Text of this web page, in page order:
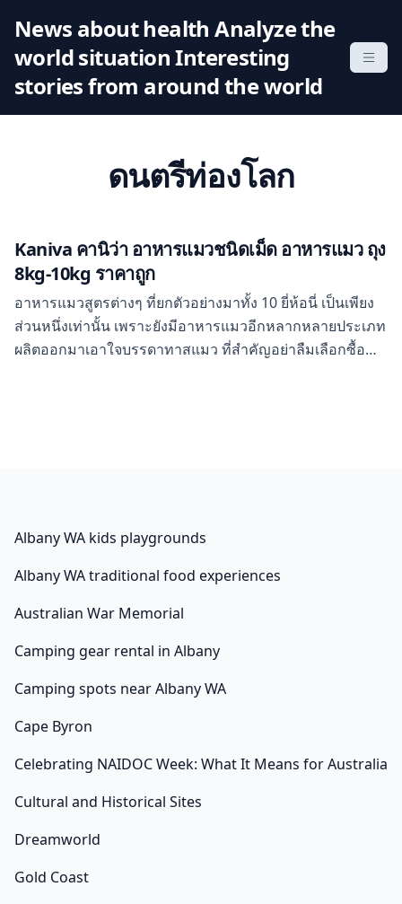
News about health Analyze the
world situation Interesting
stories from around the world
ดนตรีท่องโลก
Kaniva คานิว่า อาหารแมวชนิดเม็ด อาหารแมว ถุง
8kg-10kg ราคาถูก
อาหารแมวสูตรต่างๆ ที่ยกตัวอย่างมาทั้ง 10 ยี่ห้อนี่ เป็นเพียง
ส่วนหนึ่งเท่านั้น เพราะยังมีอาหารแมวอีกหลากหลายประเภท
ผลิตออกมาเอาใจบรรดาทาสแมว ที่สำคัญอย่าลืมเลือกซื้อ
ลิ้มลิขิตอักษร และพวก กรณี ถอน 27 หลักหมุด ของ ส.ป.ก.
Albany WA kids playgrounds
Albany WA traditional food experiences
Australian War Memorial
Camping gear rental in Albany
Camping spots near Albany WA
Cape Byron
Celebrating NAIDOC Week: What It Means for Australia
Cultural and Historical Sites
Dreamworld
Gold Coast